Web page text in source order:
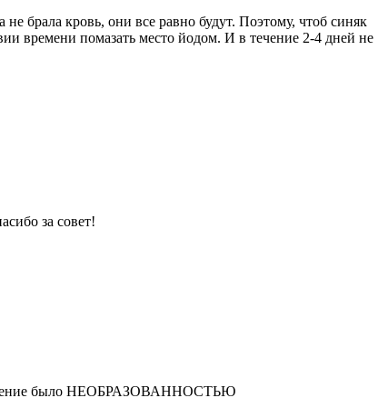
брала кровь, они все равно будут. Поэтому, чтоб синяк
времени помазать место йодом. И в течение 2-4 дней не
за совет!
было НЕОБРАЗОВАННОСТЬЮ